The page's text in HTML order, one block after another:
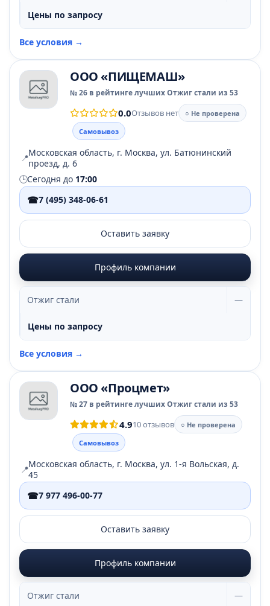
Цены по запросу
Все условия →
ООО «ПИЩЕМАШ»
№ 26 в рейтинге лучших Отжиг стали из 53
0.0Отзывов нет
○ Не проверена
Самовывоз
📍Московская область, г. Москва, ул. Батюнинский
проезд, д. 6
🕒Сегодня до 17:00
☎7 (495) 348-06-61
Оставить заявку
Профиль компании
Отжиг стали —
Цены по запросу
Все условия →
ООО «Процмет»
№ 27 в рейтинге лучших Отжиг стали из 53
4.910 отзывов
○ Не проверена
Самовывоз
📍Московская область, г. Москва, ул. 1-я Вольская, д.
45
☎7 977 496-00-77
Оставить заявку
Профиль компании
Отжиг стали —